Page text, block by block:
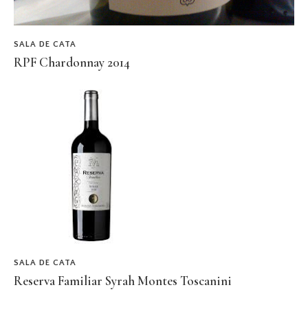
SALA DE CATA
RPF Chardonnay 2014
SALA DE CATA
Reserva Familiar Syrah Montes Toscanini